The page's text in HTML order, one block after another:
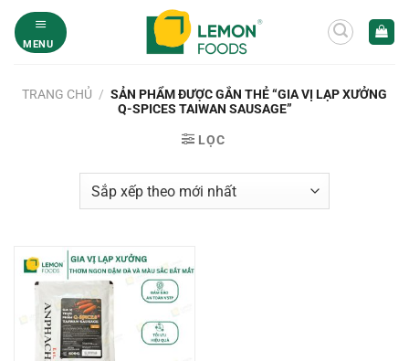
qua
MENU
TRANG CHỦ / SẢN PHẨM ĐƯỢC GẮN THẺ “GIA VỊ LẠP XƯỞNG
Q-SPICES TAIWAN SAUSAGE”
LỌC